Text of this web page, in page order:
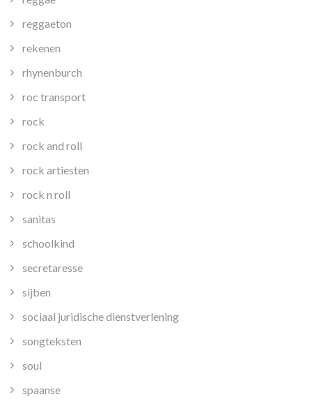
reggaeton
rekenen
rhynenburch
roc transport
rock
rock and roll
rock artiesten
rock n roll
sanitas
schoolkind
secretaresse
sijben
sociaal juridische dienstverlening
songteksten
soul
spaanse